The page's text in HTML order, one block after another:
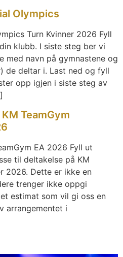
Olympics
Turn Kvinner 2026 Fyll
klubb. I siste steg ber vi
med navn på gymnastene og
de deltar i. Last ned og fyll
opp igjen i siste steg av
TeamGym
EA 2026 Fyll ut
til deltakelse på KM
2026. Dette er ikke en
trenger ikke oppgi
estimat som vil gi oss en
arrangementet i